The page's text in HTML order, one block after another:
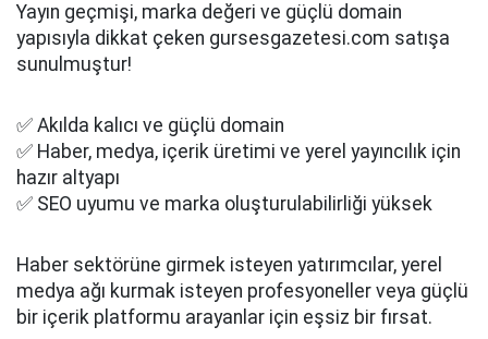
Yayın geçmişi, marka değeri ve güçlü domain
yapısıyla dikkat çeken gursesgazetesi.com satışa
sunulmuştur!
✅ Akılda kalıcı ve güçlü domain
✅ Haber, medya, içerik üretimi ve yerel yayıncılık için
hazır altyapı
✅ SEO uyumu ve marka oluşturulabilirliği yüksek
Haber sektörüne girmek isteyen yatırımcılar, yerel
medya ağı kurmak isteyen profesyoneller veya güçlü
bir içerik platformu arayanlar için eşsiz bir fırsat.